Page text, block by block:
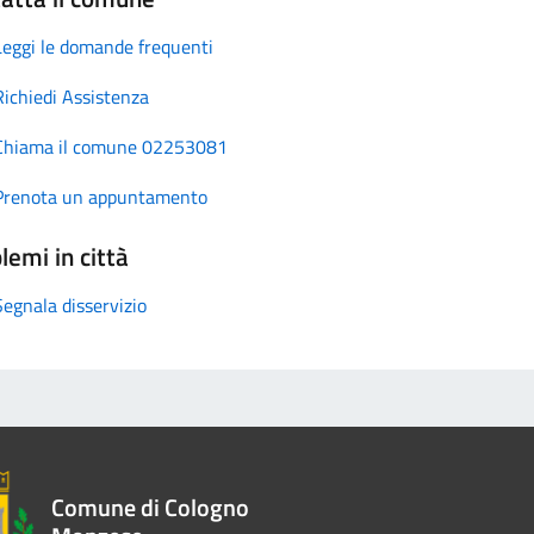
le domande frequenti
Assistenza
il comune 02253081
un appuntamento
in città
disservizio
Comune di Cologno